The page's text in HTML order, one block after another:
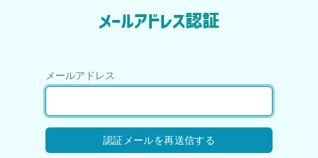
メールアドレス認証
メールアドレス